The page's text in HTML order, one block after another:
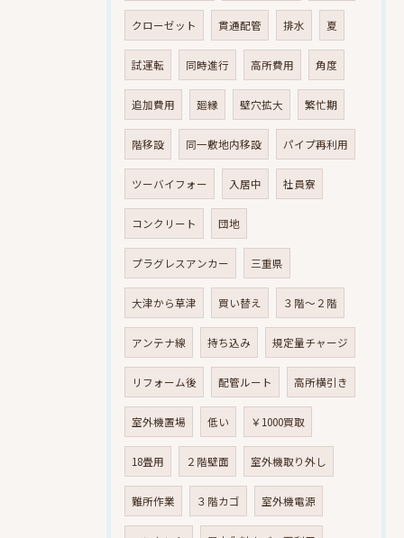
クローゼット 貫通配管 排水 夏
試運転 同時進行 高所費用 角度
追加費用 廻縁 壁穴拡大 繁忙期
階移設 同一敷地内移設 パイプ再利用
ツーバイフォー 入居中 社員寮
コンクリート 団地
プラグレスアンカー 三重県
大津から草津 買い替え ３階～２階
アンテナ線 持ち込み 規定量チャージ
リフォーム後 配管ルート 高所横引き
室外機置場 低い ￥1000買取
18畳用 ２階壁面 室外機取り外し
難所作業 ３階カゴ 室外機電源